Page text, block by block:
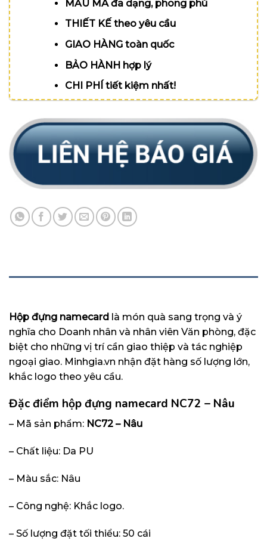
MẪU MÃ đa dạng, phong phú
THIẾT KẾ theo yêu cầu
GIAO HÀNG toàn quốc
BẢO HÀNH hợp lý
CHI PHÍ tiết kiệm nhất!
Hộp đựng namecard là món quà sang trọng và ý
nghĩa cho Doanh nhân và nhân viên Văn phòng, đặc
biệt cho những vị trí cần giao thiệp và tác nghiệp
ngoại giao. Minhgia.vn nhận đặt hàng số lượng lớn,
khắc logo theo yêu cầu.
Đặc điểm hộp đựng namecard NC72 – Nâu
– Mã sản phẩm: NC72 – Nâu
– Chất liệu: Da PU
– Màu sắc: Nâu
– Công nghệ: Khắc logo.
– Số lượng đặt tối thiểu: 50 cái